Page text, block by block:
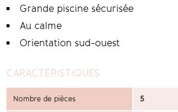
Grande piscine sécurisée
Au calme
Orientation sud-ouest
CARACTÉRISTIQUES
Nombre de pièces 5